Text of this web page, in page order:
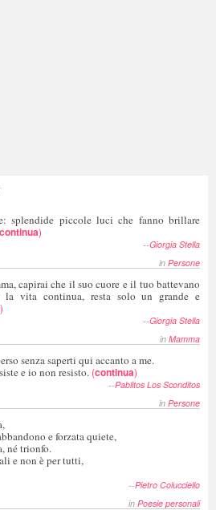
splendide piccole luci che fanno brillare
continua)
--Giorgia Stella
in Persone
capirai che il suo cuore e il tuo battevano
la vita continua, resta solo un grande e
)
--Giorgia Stella
in Mamma
senza saperti qui accanto a me.
e io non resisto. (continua)
--Pablitos Los Sconditos
in Persone
e forzata quiete,
né trionfo.
e non è per tutti,
--Pietro Colucciello
in Poesie personali